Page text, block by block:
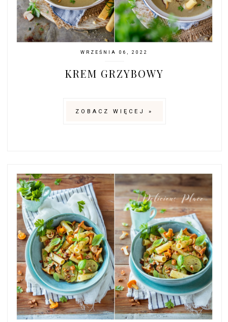
WRZEŚNIA 06, 2022
KREM GRZYBOWY
ZOBACZ WIĘCEJ »